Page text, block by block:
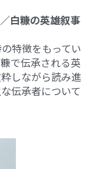
白糠の英雄叙事
特徴をもってい
で伝承される英
しながら読み進
伝承者について